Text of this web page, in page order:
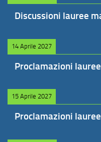
Discussioni lauree
14 Aprile 2027
Proclamazioni
15 Aprile 2027
Proclamazioni